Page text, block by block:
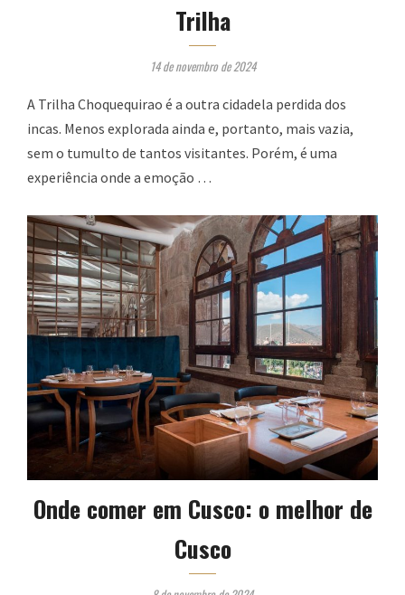
Trilha
14 de novembro de 2024
A Trilha Choquequirao é a outra cidadela perdida dos
incas. Menos explorada ainda e, portanto, mais vazia,
sem o tumulto de tantos visitantes. Porém, é uma
experiência onde a emoção …
Onde comer em Cusco: o melhor de
Cusco